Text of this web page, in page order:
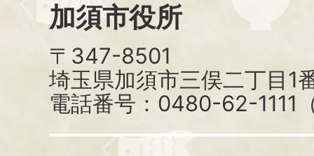
加須市役所
〒347-8501
埼玉県加須市三俣二丁目1
電話番号：0480-62-1111